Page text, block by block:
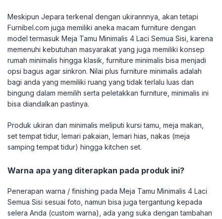
Meskipun Jepara terkenal dengan ukirannnya, akan tetapi
Furnibel.com juga memiliki aneka macam furniture dengan
model termasuk Meja Tamu Minimalis 4 Laci Semua Sisi, karena
memenuhi kebutuhan masyarakat yang juga memiliki konsep
rumah minimalis hingga klasik, furniture minimalis bisa menjadi
opsi bagus agar sinkron. Nilai plus furniture minimalis adalah
bagi anda yang memiliki ruang yang tidak terlalu luas dan
bingung dalam memilih serta peletakkan furniture, minimalis ini
bisa diandalkan pastinya.
Produk ukiran dan minimalis meliputi kursi tamu, meja makan,
set tempat tidur, lemari pakaian, lemari hias, nakas (meja
samping tempat tidur) hingga kitchen set.
Warna apa yang diterapkan pada produk ini?
Penerapan warna / finishing pada Meja Tamu Minimalis 4 Laci
Semua Sisi sesuai foto, namun bisa juga tergantung kepada
selera Anda (custom warna), ada yang suka dengan tambahan